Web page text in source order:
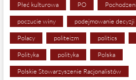
Płeć kulturowa PO
poczucie winy podejmowanie decyzji
Polacy politeizm politics
Polityka polityka Polska
Polskie Stowarzyszenie Racjonalistów